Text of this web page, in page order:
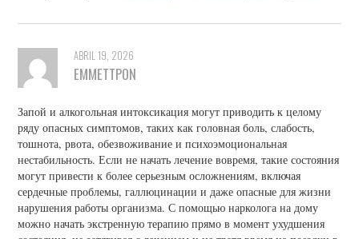
ABRIL 19, 2026
EMMETTPON
Запой и алкогольная интоксикация могут приводить к целому
ряду опасных симптомов, таких как головная боль, слабость,
тошнота, рвота, обезвоживание и психоэмоциональная
нестабильность. Если не начать лечение вовремя, такие состояния
могут привести к более серьезным осложнениям, включая
сердечные проблемы, галлюцинации и даже опасные для жизни
нарушения работы организма. С помощью нарколога на дому
можно начать экстренную терапию прямо в момент ухудшения